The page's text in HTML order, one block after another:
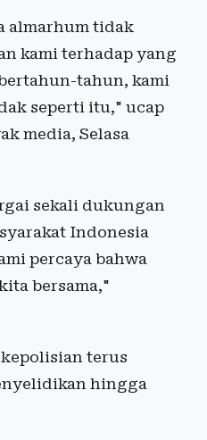
almarhum tidak
kami terhadap yang
tahun, kami
seperti itu," ucap
media, Selasa
sekali dukungan
Indonesia
percaya bahwa
bersama,"
terus
hingga